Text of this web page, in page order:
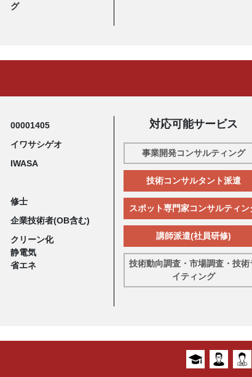
グ
00001405
イワサシゲオ
IWASA
修士
企業技術者(OB含む)
クリーン化
静電気
省エネ
対応可能サービス
事業開発コンサルティング
技術コンサルタント派遣
スポット専門家コンサルティン
講師派遣(社員研修)
技術動向調査・市場調査・技術
イティング